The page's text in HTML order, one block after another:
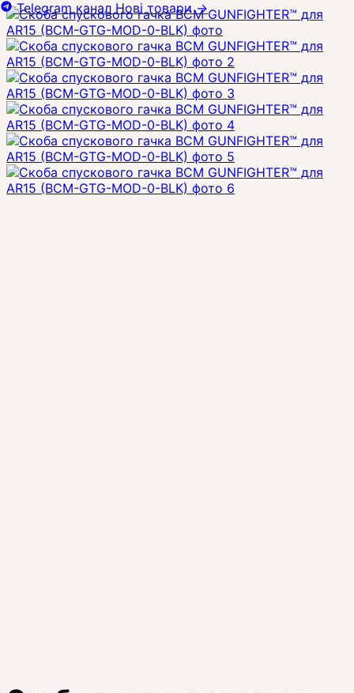
Telegram канал Нові товари→